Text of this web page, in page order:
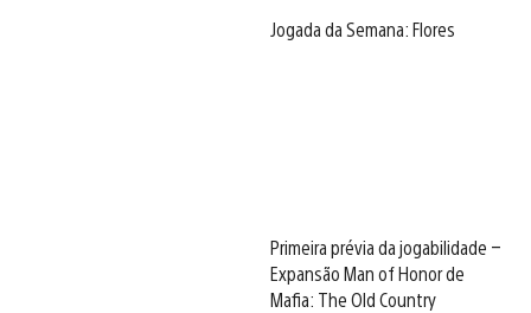
Jogada da Semana: Flores
Primeira prévia da jogabilidade –
Expansão Man of Honor de
Mafia: The Old Country